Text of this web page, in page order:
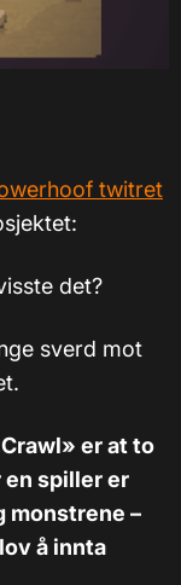
twitret
det?
sverd mot
er at to
en spiller er
monstrene –
å innta